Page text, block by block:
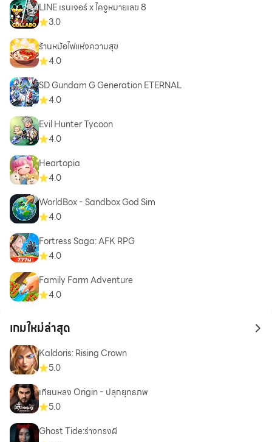
LINE เรนเจอร์ x ไคจูหมายเลข 8
3.0
ร้านหม้อไฟแห่งความสุข
4.0
SD Gundam G Generation ETERNAL
4.0
Evil Hunter Tycoon
4.0
Heartopia
4.0
WorldBox - Sandbox God Sim
4.0
Fortress Saga: AFK RPG
4.0
Family Farm Adventure
4.0
เกมใหม่ล่าสุด to
Kaldoris: Rising Crown
5.0
เทียนหลง Origin - ปลุกยุทธภพ
5.0
Ghost Tide:ร่างทรงผี